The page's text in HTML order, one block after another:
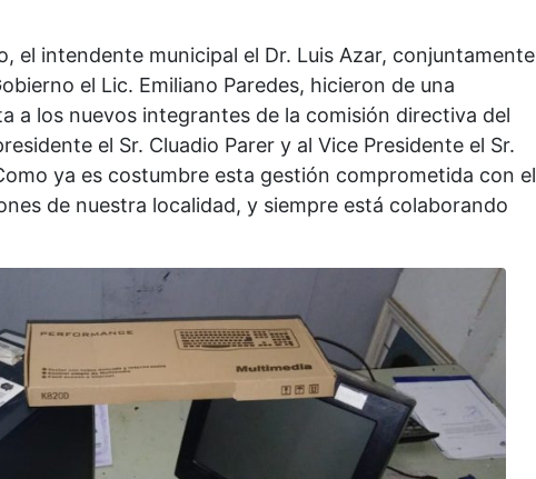
el intendente municipal el Dr. Luis Azar, conjuntamente
el Lic. Emiliano Paredes, hicieron de una
a los nuevos integrantes de la comisión directiva del
el Sr. Cluadio Parer y al Vice Presidente el Sr.
ya es costumbre esta gestión comprometida con el
de nuestra localidad, y siempre está colaborando